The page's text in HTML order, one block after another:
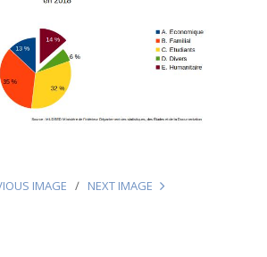
IMAGE NEXT IMAGE